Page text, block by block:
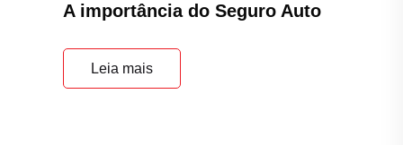
A importância do Seguro Auto
Leia mais